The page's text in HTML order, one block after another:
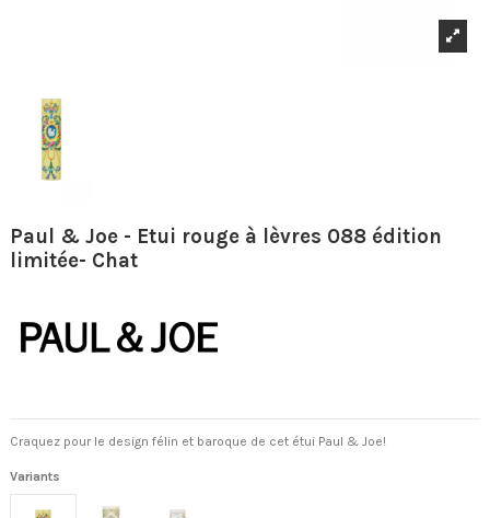
Paul & Joe - Etui rouge à lèvres 088 édition
limitée- Chat
Craquez pour le design félin et baroque de cet étui Paul & Joe!
Variants